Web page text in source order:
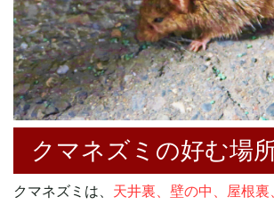
クマネズミの好む場
クマネズミは、 天井裏、壁の中、屋根裏